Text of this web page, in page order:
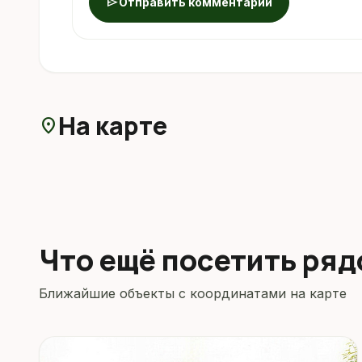
location_on На карте
Что ещё посетить
Ближайшие объекты с координатами на карте